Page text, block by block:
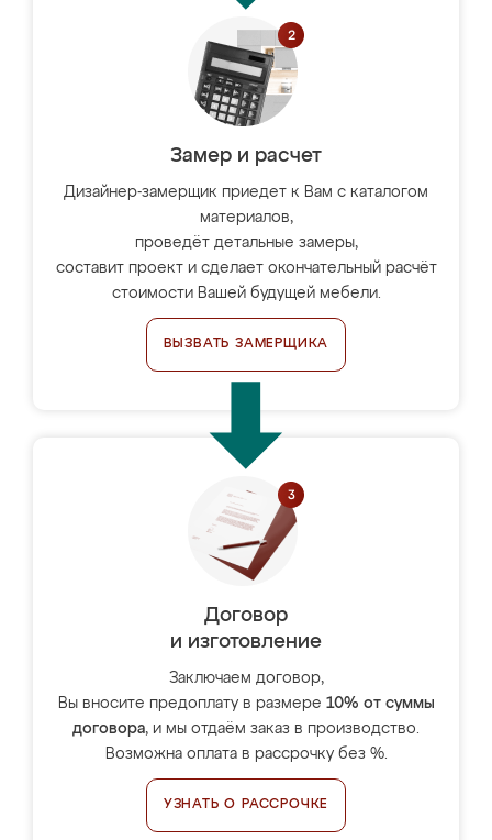
Замер и расчет
Дизайнер-замерщик приедет к Вам с каталогом
материалов,
проведёт детальные замеры,
составит проект и сделает окончательный расчёт
стоимости Вашей будущей мебели.
ВЫЗВАТЬ ЗАМЕРЩИКА
Договор
и изготовление
Заключаем договор,
Вы вносите предоплату в размере 10% от суммы
договора, и мы отдаём заказ в производство.
Возможна оплата в рассрочку без %.
УЗНАТЬ О РАССРОЧКЕ